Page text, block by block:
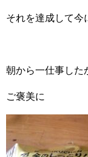
それを達成して今
朝から一仕事した
ご褒美に